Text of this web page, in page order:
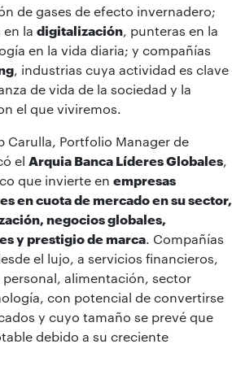
de gases de efecto invernadero;
la digitalización, punteras en la
en la vida diaria; y compañías
, industrias cuya actividad es clave
de vida de la sociedad y la
el que viviremos.
Carulla, Portfolio Manager de
el Arquia Banca Líderes Globales,
que invierte en empresas
en cuota de mercado en su sector,
negocios globales,
y prestigio de marca. Compañías
el lujo, a servicios financieros,
alimentación, sector
con potencial de convertirse
y cuyo tamaño se prevé que
debido a su creciente